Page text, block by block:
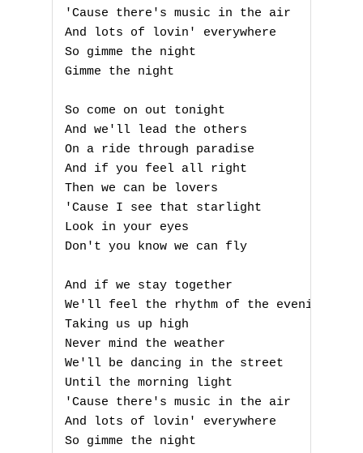
'Cause there's music in the air
And lots of lovin' everywhere
So gimme the night
Gimme the night
So come on out tonight
And we'll lead the others
On a ride through paradise
And if you feel all right
Then we can be lovers
'Cause I see that starlight
Look in your eyes
Don't you know we can fly
And if we stay together
We'll feel the rhythm of the evening
Taking us up high
Never mind the weather
We'll be dancing in the street
Until the morning light
'Cause there's music in the air
And lots of lovin' everywhere
So gimme the night
J
L
M
N
Q
S
T